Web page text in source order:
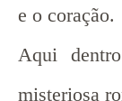
e o coração.
Aqui
misteriosa